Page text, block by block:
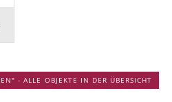
- ALLE OBJEKTE IN DER ÜBERSICHT